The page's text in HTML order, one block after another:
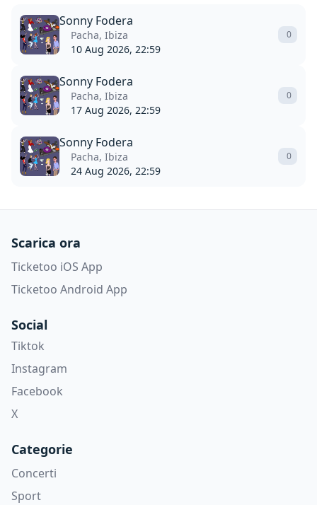
Sonny Fodera
Pacha, Ibiza
10 Aug 2026, 22:59
0
Sonny Fodera
Pacha, Ibiza
17 Aug 2026, 22:59
0
Sonny Fodera
Pacha, Ibiza
24 Aug 2026, 22:59
0
Scarica ora
Ticketoo iOS App
Ticketoo Android App
Social
Tiktok
Instagram
Facebook
X
Categorie
Concerti
Sport